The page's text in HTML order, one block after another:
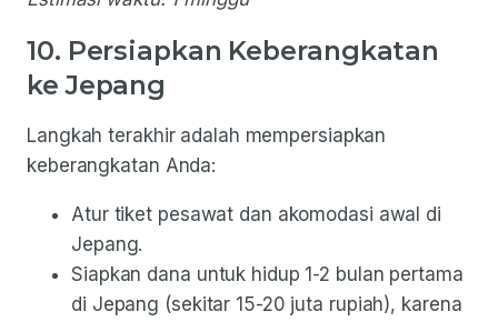
10. Persiapkan Keberangkatan
ke Jepang
Langkah terakhir adalah mempersiapkan
keberangkatan Anda:
Atur tiket pesawat dan akomodasi awal di
Jepang.
Siapkan dana untuk hidup 1-2 bulan pertama
di Jepang (sekitar 15-20 juta rupiah), karena